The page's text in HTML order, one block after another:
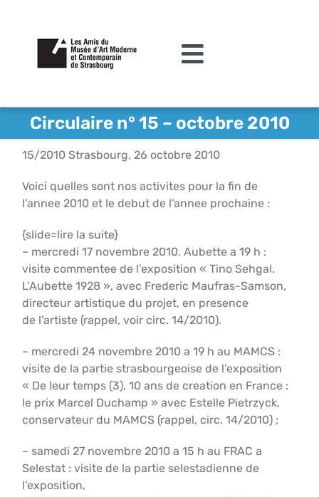
contenu
Toggle
L’association
Agenda
Actualités
Acquisitions et mécénat
Editions
Le MAMCS
Contact
Circulaire n° 15 – octobre 2010
15/2010 Strasbourg, 26 octobre 2010
Voici quelles sont nos activites pour la fin de
l’annee 2010 et le debut de l’annee prochaine :
{slide=lire la suite}
– mercredi 17 novembre 2010, Aubette a 19 h :
visite commentee de l’exposition « Tino Sehgal.
L’Aubette 1928 », avec Frederic Maufras-Samson,
directeur artistique du projet, en presence
de l’artiste (rappel, voir circ. 14/2010).
– mercredi 24 novembre 2010 a 19 h au MAMCS :
visite de la partie strasbourgeoise de l’exposition
« De leur temps (3), 10 ans de creation en France :
le prix Marcel Duchamp » avec Estelle Pietrzyck,
conservateur du MAMCS (rappel, circ. 14/2010) ;
– samedi 27 novembre 2010 a 15 h au FRAC a
Selestat : visite de la partie selestadienne de
l’exposition,